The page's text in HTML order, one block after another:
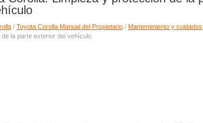
/ Toyota Corolla Manual del Propietario / Mantenimiento y cuidados
la parte exterior del vehículo